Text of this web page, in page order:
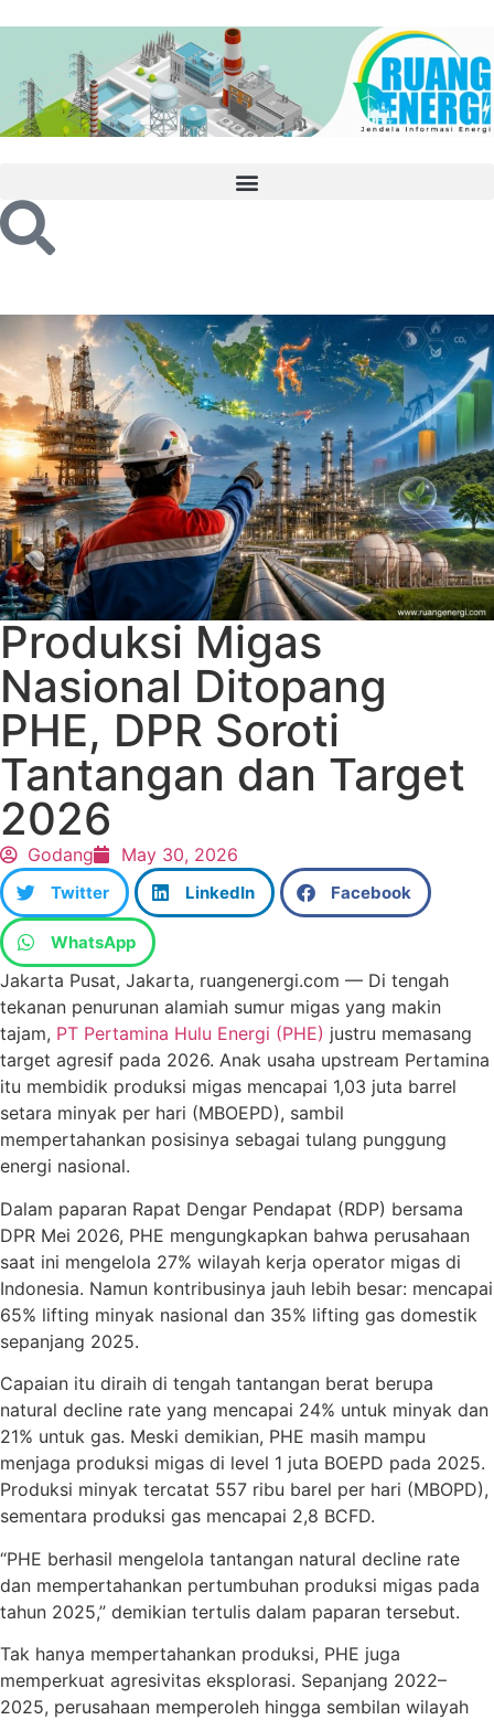
Produksi Migas
Nasional Ditopang
PHE, DPR Soroti
Tantangan dan Target
2026
Godang May 30, 2026
Twitter LinkedIn Facebook
WhatsApp
Jakarta Pusat, Jakarta, ruangenergi.com — Di tengah
tekanan penurunan alamiah sumur migas yang makin
tajam, PT Pertamina Hulu Energi (PHE) justru memasang
target agresif pada 2026. Anak usaha upstream Pertamina
itu membidik produksi migas mencapai 1,03 juta barrel
setara minyak per hari (MBOEPD), sambil
mempertahankan posisinya sebagai tulang punggung
energi nasional.
Dalam paparan Rapat Dengar Pendapat (RDP) bersama
DPR Mei 2026, PHE mengungkapkan bahwa perusahaan
saat ini mengelola 27% wilayah kerja operator migas di
Indonesia. Namun kontribusinya jauh lebih besar: mencapai
65% lifting minyak nasional dan 35% lifting gas domestik
sepanjang 2025.
Capaian itu diraih di tengah tantangan berat berupa
natural decline rate yang mencapai 24% untuk minyak dan
21% untuk gas. Meski demikian, PHE masih mampu
menjaga produksi migas di level 1 juta BOEPD pada 2025.
Produksi minyak tercatat 557 ribu barel per hari (MBOPD),
sementara produksi gas mencapai 2,8 BCFD.
“PHE berhasil mengelola tantangan natural decline rate
dan mempertahankan pertumbuhan produksi migas pada
tahun 2025,” demikian tertulis dalam paparan tersebut.
Tak hanya mempertahankan produksi, PHE juga
memperkuat agresivitas eksplorasi. Sepanjang 2022–
2025, perusahaan memperoleh hingga sembilan wilayah